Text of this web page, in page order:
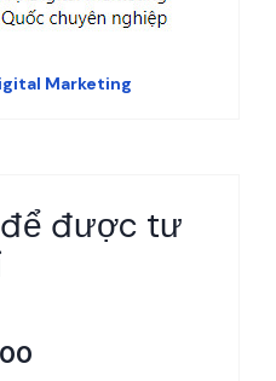
Marketing
được tư